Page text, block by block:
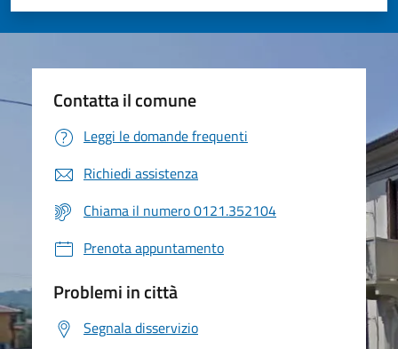
Valuta 5 stelle su 5
Valuta 4 stelle su 5
Valuta 3 stelle su 5
Valuta 2 stelle su 5
Valuta 1 stelle su 5
Contatta il comune
Leggi le domande frequenti
Richiedi assistenza
Chiama il numero 0121.352104
Prenota appuntamento
Problemi in città
Segnala disservizio